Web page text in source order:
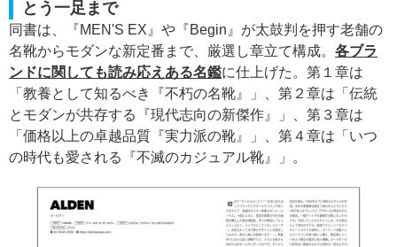
とう一足まで
同書は、『MEN'S EX』や『Begin』が太鼓判を押す老舗の
名靴からモダンな新定番まで、厳選し章立て構成。 各ブラ
ンドに関しても読み応えある名鑑に仕上げた。第１章は
「教養として知るべき『不朽の名靴』」、第２章は「伝統
とモダンが共存する『現代志向の新傑作』」、第３章は
「価格以上の卓越品質『実力派の靴』」、第４章は「いつ
の時代も愛される『不滅のカジュアル靴』」。